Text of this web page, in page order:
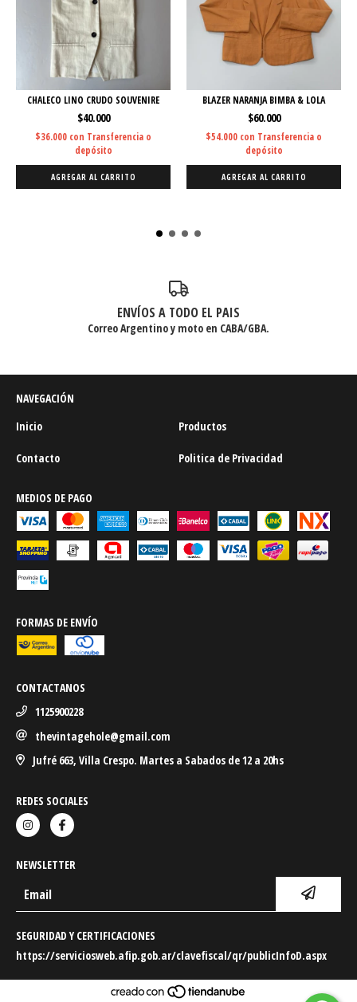
CHALECO LINO CRUDO SOUVENIRE
$40.000
$36.000 con Transferencia o
depósito
AGREGAR AL CARRITO
BLAZER NARANJA BIMBA & LOLA
$60.000
$54.000 con Transferencia o
depósito
AGREGAR AL CARRITO
ENVÍOS A TODO EL PAIS
Correo Argentino y moto en CABA/GBA.
NAVEGACIÓN
Inicio
Productos
Contacto Politica de Privacidad
MEDIOS DE PAGO
FORMAS DE ENVÍO
CONTACTANOS
1125900228
thevintagehole@gmail.com
Jufré 663, Villa Crespo. Martes a Sabados de 12 a 20hs
REDES SOCIALES
NEWSLETTER
SEGURIDAD Y CERTIFICACIONES
https://serviciosweb.afip.gob.ar/clavefiscal/qr/publicInfoD.aspx